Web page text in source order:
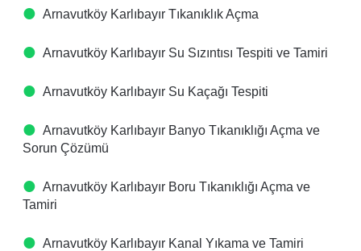
Arnavutköy Karlıbayır Tıkanıklık Açma
Arnavutköy Karlıbayır Su Sızıntısı Tespiti ve Tamiri
Arnavutköy Karlıbayır Su Kaçağı Tespiti
Arnavutköy Karlıbayır Banyo Tıkanıklığı Açma ve
Sorun Çözümü
Arnavutköy Karlıbayır Boru Tıkanıklığı Açma ve
Tamiri
Arnavutköy Karlıbayır Kanal Yıkama ve Tamiri